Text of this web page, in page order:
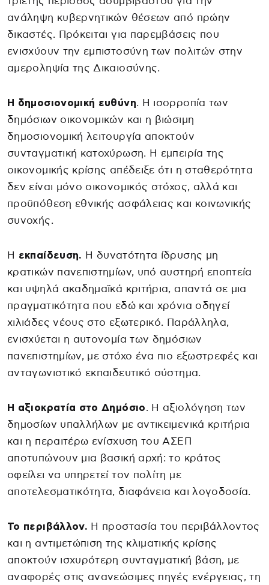
ανάληψη κυβερνητικών θέσεων από πρώην
δικαστές. Πρόκειται για παρεμβάσεις που
ενισχύουν την εμπιστοσύνη των πολιτών στην
αμεροληψία της Δικαιοσύνης.
Η δημοσιονομική ευθύνη. Η ισορροπία των
δημόσιων οικονομικών και η βιώσιμη
δημοσιονομική λειτουργία αποκτούν
συνταγματική κατοχύρωση. Η εμπειρία της
οικονομικής κρίσης απέδειξε ότι η σταθερότητα
δεν είναι μόνο οικονομικός στόχος, αλλά και
προϋπόθεση εθνικής ασφάλειας και κοινωνικής
συνοχής.
Η εκπαίδευση. Η δυνατότητα ίδρυσης μη
κρατικών πανεπιστημίων, υπό αυστηρή εποπτεία
και υψηλά ακαδημαϊκά κριτήρια, απαντά σε μια
πραγματικότητα που εδώ και χρόνια οδηγεί
χιλιάδες νέους στο εξωτερικό. Παράλληλα,
ενισχύεται η αυτονομία των δημόσιων
πανεπιστημίων, με στόχο ένα πιο εξωστρεφές και
ανταγωνιστικό εκπαιδευτικό σύστημα.
Η αξιοκρατία στο Δημόσιο. Η αξιολόγηση των
δημοσίων υπαλλήλων με αντικειμενικά κριτήρια
και η περαιτέρω ενίσχυση του ΑΣΕΠ
αποτυπώνουν μια βασική αρχή: το κράτος
οφείλει να υπηρετεί τον πολίτη με
αποτελεσματικότητα, διαφάνεια και λογοδοσία.
Το περιβάλλον. Η προστασία του περιβάλλοντος
και η αντιμετώπιση της κλιματικής κρίσης
αποκτούν ισχυρότερη συνταγματική βάση, με
αναφορές στις ανανεώσιμες πηγές ενέργειας, τη